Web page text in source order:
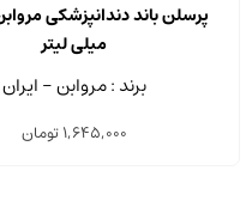
میلی لیتر
برند : مروابن - ایران
1,645,000تومان